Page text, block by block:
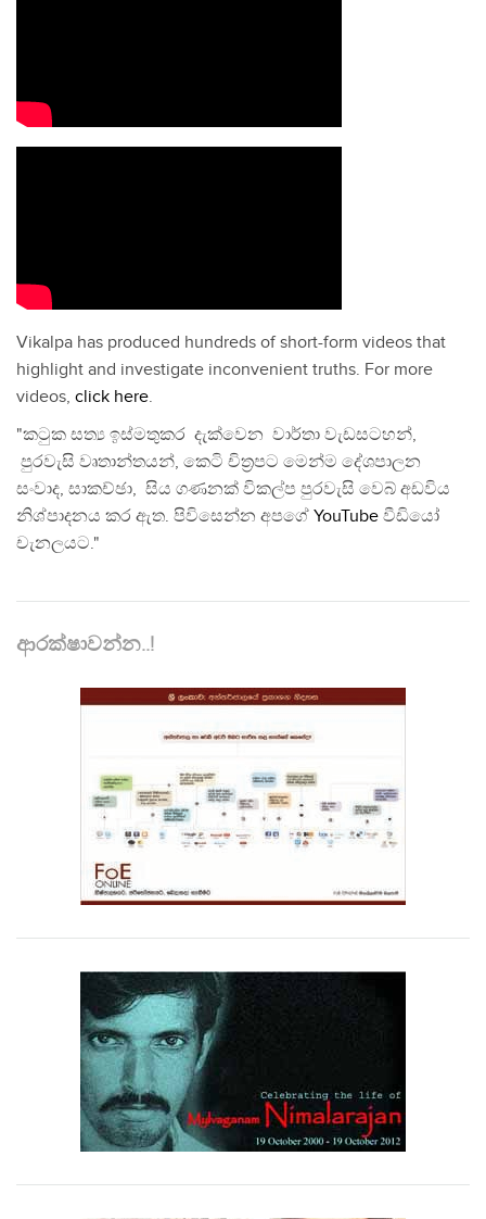
Vikalpa has produced hundreds of short-form videos that
highlight and investigate inconvenient truths. For more
videos, click here.
"කටුක සත්‍ය ඉස්මතුකර දැක්වෙන වාර්තා වැඩසටහන්,
පුරවැසි වෘතාන්තයන්, කෙටි චිත්‍රපට මෙන්ම දේශපාලන
සංවාද, සාකච්ඡා, සිය ගණනක් විකල්ප පුරවැසි වෙබ් අඩවිය
නිශ්පාදනය කර ඇත. පිවිසෙන්න අපගේ YouTube වීඩියෝ
චැනලයට."
ආරක්ෂාවන්න..!